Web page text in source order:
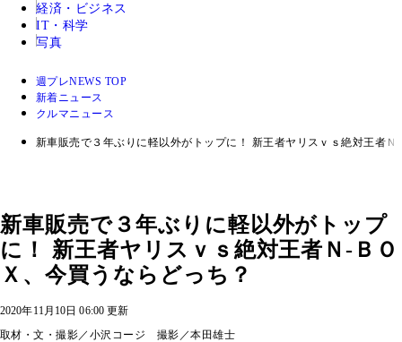
経済・ビジネス
IT・科学
写真
週プレNEWS TOP
新着ニュース
クルマニュース
新車販売で３年ぶりに軽以外がトップに！ 新王者ヤリスｖｓ絶対王者Ｎ
新車販売で３年ぶりに軽以外がトップ
に！ 新王者ヤリスｖｓ絶対王者Ｎ‐ＢＯ
Ｘ、今買うならどっち？
2020年11月10日 06:00 更新
取材・文・撮影／小沢コージ 撮影／本田雄士